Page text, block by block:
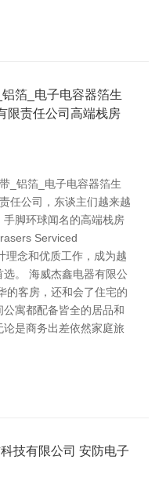
箔_电子电容器箔生
限责任公司高端栈房
_铝箔_电子电容器箔生
任公司，东谈主们越来越
脚环球闻名的高端栈房
Serviced
理念和优质工作，成为越
。 海威杰鑫电器有限公
的客房，还和会了住宅的
寓都配备皆全的居品和
是商务出差依然家庭旅
技有限公司 安防电子